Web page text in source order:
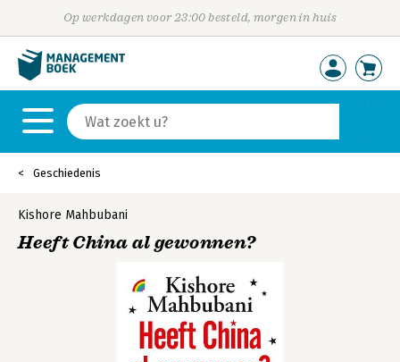
Op werkdagen voor 23:00 besteld, morgen in huis
Geschiedenis
Kishore Mahbubani
Heeft China al gewonnen?